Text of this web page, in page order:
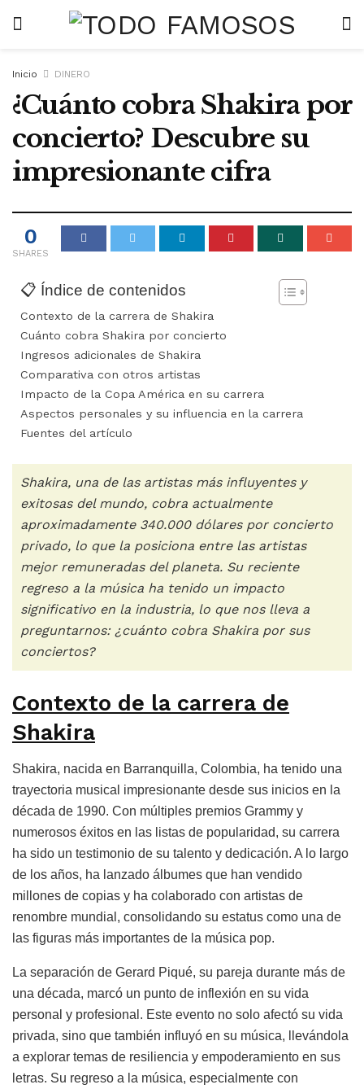
Inicio DINERO
¿Cuánto cobra Shakira por
concierto? Descubre su
impresionante cifra
0
SHARES
📋 Índice de contenidos
Contexto de la carrera de Shakira
Cuánto cobra Shakira por concierto
Ingresos adicionales de Shakira
Comparativa con otros artistas
Impacto de la Copa América en su carrera
Aspectos personales y su influencia en la carrera
Fuentes del artículo
Shakira, una de las artistas más influyentes y
exitosas del mundo, cobra actualmente
aproximadamente 340.000 dólares por concierto
privado, lo que la posiciona entre las artistas
mejor remuneradas del planeta. Su reciente
regreso a la música ha tenido un impacto
significativo en la industria, lo que nos lleva a
preguntarnos: ¿cuánto cobra Shakira por sus
conciertos?
Contexto de la carrera de
Shakira
Shakira, nacida en Barranquilla, Colombia, ha tenido una
trayectoria musical impresionante desde sus inicios en la
década de 1990. Con múltiples premios Grammy y
numerosos éxitos en las listas de popularidad, su carrera
ha sido un testimonio de su talento y dedicación. A lo largo
de los años, ha lanzado álbumes que han vendido
millones de copias y ha colaborado con artistas de
renombre mundial, consolidando su estatus como una de
las figuras más importantes de la música pop.
La separación de Gerard Piqué, su pareja durante más de
una década, marcó un punto de inflexión en su vida
personal y profesional. Este evento no solo afectó su vida
privada, sino que también influyó en su música, llevándola
a explorar temas de resiliencia y empoderamiento en sus
letras. Su regreso a la música, especialmente con